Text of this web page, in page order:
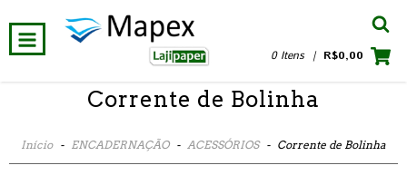
0 Itens | R$0,00
Corrente de Bolinha
Início - ENCADERNAÇÃO - ACESSÓRIOS - Corrente de Bolinha